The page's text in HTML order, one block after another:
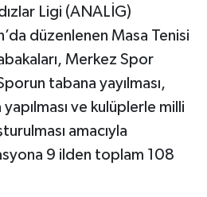
Ligi (ANALİG)
düzenlenen Masa Tenisi
Merkez Spor
tabana yayılması,
ve kulüplerle milli
amacıyla
9 ilden toplam 108